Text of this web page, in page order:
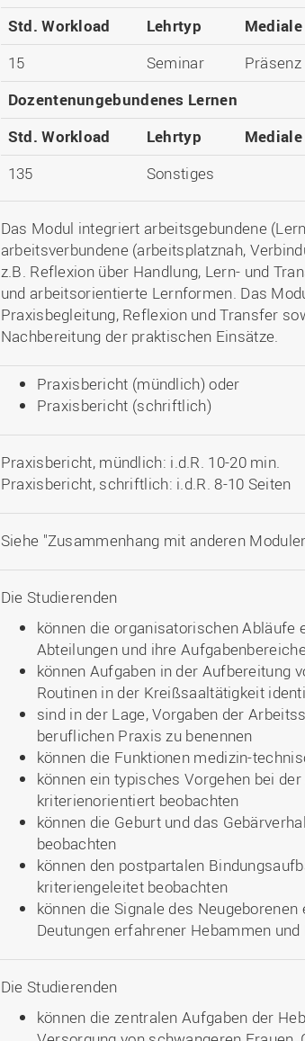
Std. Workload
Lehrtyp
15
Seminar Präsenz
Dozentenungebundenes Lernen
Std. Workload
Lehrtyp
135
Sonstiges
Das Modul integriert arbeitsgebundene
arbeitsverbundene (arbeitsplatznah,
z.B. Reflexion über Handlung, Lern- und
und arbeitsorientierte Lernformen. Das
Praxisbegleitung, Reflexion und Transfer
Nachbereitung der praktischen Einsätze.
Praxisbericht (mündlich) oder
Praxisbericht (schriftlich)
Praxisbericht, mündlich: i.d.R. 10-20 min.
Praxisbericht, schriftlich: i.d.R. 8-10 Seiten
Siehe "Zusammenhang mit anderen
Die Studierenden
können die organisatorischen
Abteilungen und ihre
können Aufgaben in der Aufbereitung
Routinen in der Kreißsaaltätigkeit
sind in der Lage, Vorgaben der
beruflichen Praxis zu benennen
können die Funktionen medizin-
können ein typisches Vorgehen bei
kriterienorientiert beobachten
können die Geburt und das
beobachten
können den postpartalen
kriteriengeleitet beobachten
können die Signale des
Deutungen erfahrener Hebammen
Die Studierenden
können die zentralen Aufgaben der